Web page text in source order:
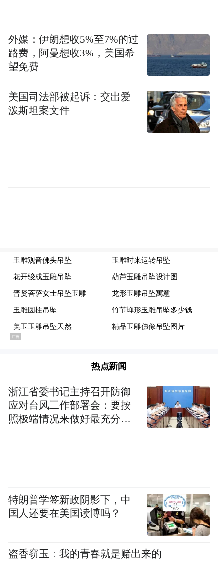
的冰冷标签，难以融入家庭审美。然而，在
本次老博会帝王洁具展台上，这一固有印象
参观者现场体验帝王洁具多功能升降浴室柜
系统实现了台盆高度的随心调节。这不仅考
老人与护理人员找到了最舒适的洗漱高度。
帝王洁具正以实际行动证明：适老化产品完
全可以兼具科技感与家居美学，成为高品质
家庭生活的一部分。
兼具温度与科技感的解决方案。
展会现场，“多功能坐式淋浴器”凭借创新的
设计成为人气焦点。该产品针对老人洗澡安
外媒：伊朗想收5%至7%的过
路费，阿曼想收3%，美国希
望免费
美国司法部被起诉：交出爱
泼斯坦案文件
热点新闻
浙江省委书记主持召开防御
应对台风工作部署会：要按
照极端情况来做好最充分的
特朗普学签新政阴影下，中
国人还要在美国读博吗？
盗香窃玉：我的青春就是赌出来的